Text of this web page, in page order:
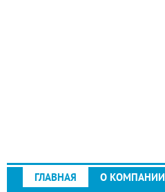
ГЛАВНАЯ О КОМПАНИИ